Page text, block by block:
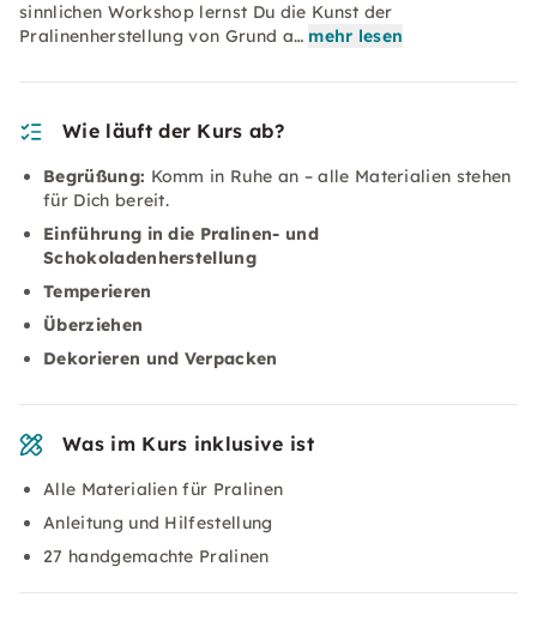
sinnlichen Workshop lernst Du die Kunst der
Pralinenherstellung von Grund a… mehr lesen
Wie läuft der Kurs ab?
Begrüßung: Komm in Ruhe an – alle Materialien stehen
für Dich bereit.
Einführung in die Pralinen- und
Schokoladenherstellung
Temperieren
Überziehen
Dekorieren und Verpacken
Was im Kurs inklusive ist
Alle Materialien für Pralinen
Anleitung und Hilfestellung
27 handgemachte Pralinen